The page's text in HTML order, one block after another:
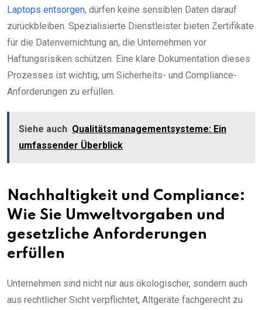
Laptops entsorgen, dürfen keine sensiblen Daten darauf
zurückbleiben. Spezialisierte Dienstleister bieten Zertifikate
für die Datenvernichtung an, die Unternehmen vor
Haftungsrisiken schützen. Eine klare Dokumentation dieses
Prozesses ist wichtig, um Sicherheits- und Compliance-
Anforderungen zu erfüllen.
Siehe auch Qualitätsmanagementsysteme: Ein
umfassender Überblick
Nachhaltigkeit und Compliance:
Wie Sie Umweltvorgaben und
gesetzliche Anforderungen
erfüllen
Unternehmen sind nicht nur aus ökologischer, sondern auch
aus rechtlicher Sicht verpflichtet, Altgeräte fachgerecht zu